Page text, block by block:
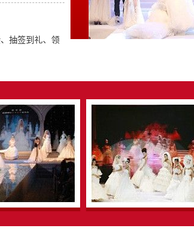
抽签到礼、领